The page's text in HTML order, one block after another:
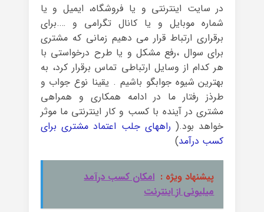
در سایت اینترنتی و یا فروشگاه، ایمیل و یا
شماره موبایل و یا کانال تگرامی و ….برای
برقراری ارتباط قرار می دهیم زمانی که مشتری
برای سوال ،رفع مشکل و یا طرح درخواستی با
هر کدام از وسایل ارتباطی تماس برقرار کرد، به
بهترین شیوه جوابگو باشیم . یقینا نوع جواب و
طرذز رفتار ما در ادامه همکاری و همراهی
مشتری در آینده با کسب و کار اینترنتی ما موثر
خواهد بود.( راههای جلب اعتماد مشتری برای
کسب درآمد)
پیشنهاد ویژه : امکان کسب درآمد
میلیونی از اینترنت